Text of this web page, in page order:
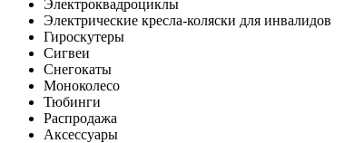
Электроквадроциклы
Электрические кресла-коляски для инвалидов
Гироскутеры
Сигвеи
Снегокаты
Моноколесо
Тюбинги
Распродажа
Аксессуары